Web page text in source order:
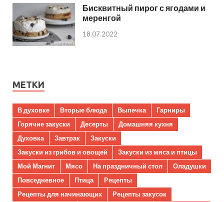
Бисквитный пирог с ягодами и
меренгой
18.07.2022
МЕТКИ
В духовке Вторые блюда Выпечка
Гарниры
Горячие закуски
Десерты
Домашняя кухня
Духовка
Завтрак
Закуски
Закуски из грибов и овощей
Закуски из мяса и птицы
Мой Магнит
Мясо На праздничный стол
Оладушки
Повседневное
Птица
Рецепты
Рецепты для начинающих
Рецепты закусок